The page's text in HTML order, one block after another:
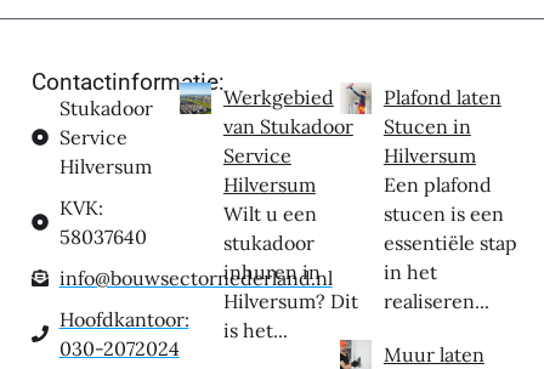
Contactinformatie:
Stukadoor
Service
Hilversum
KVK:
58037640
info@bouwsectornederland.nl
Hoofdkantoor:
030-2072024
Werkgebied
van Stukadoor
Service
Hilversum
Wilt u een
stukadoor
inhuren in
Hilversum? Dit
is het...
Plafond laten
Stucen in
Hilversum
Een plafond
stucen is een
essentiële stap
in het
realiseren...
Muur laten